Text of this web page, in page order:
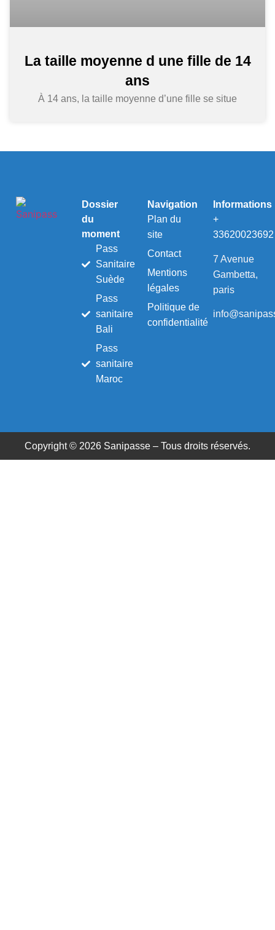
La taille moyenne d une fille de 14
ans
À 14 ans, la taille moyenne d’une fille se situe
Dossier
du
moment
Pass
Sanitaire
Suède
Pass
sanitaire
Bali
Pass
sanitaire
Maroc
Navigation
Plan du
site
Contact
Mentions
légales
Politique de
confidentialité
Informations
+
33620023692
7 Avenue
Gambetta,
paris
Copyright © 2026 Sanipasse – Tous droits réservés.